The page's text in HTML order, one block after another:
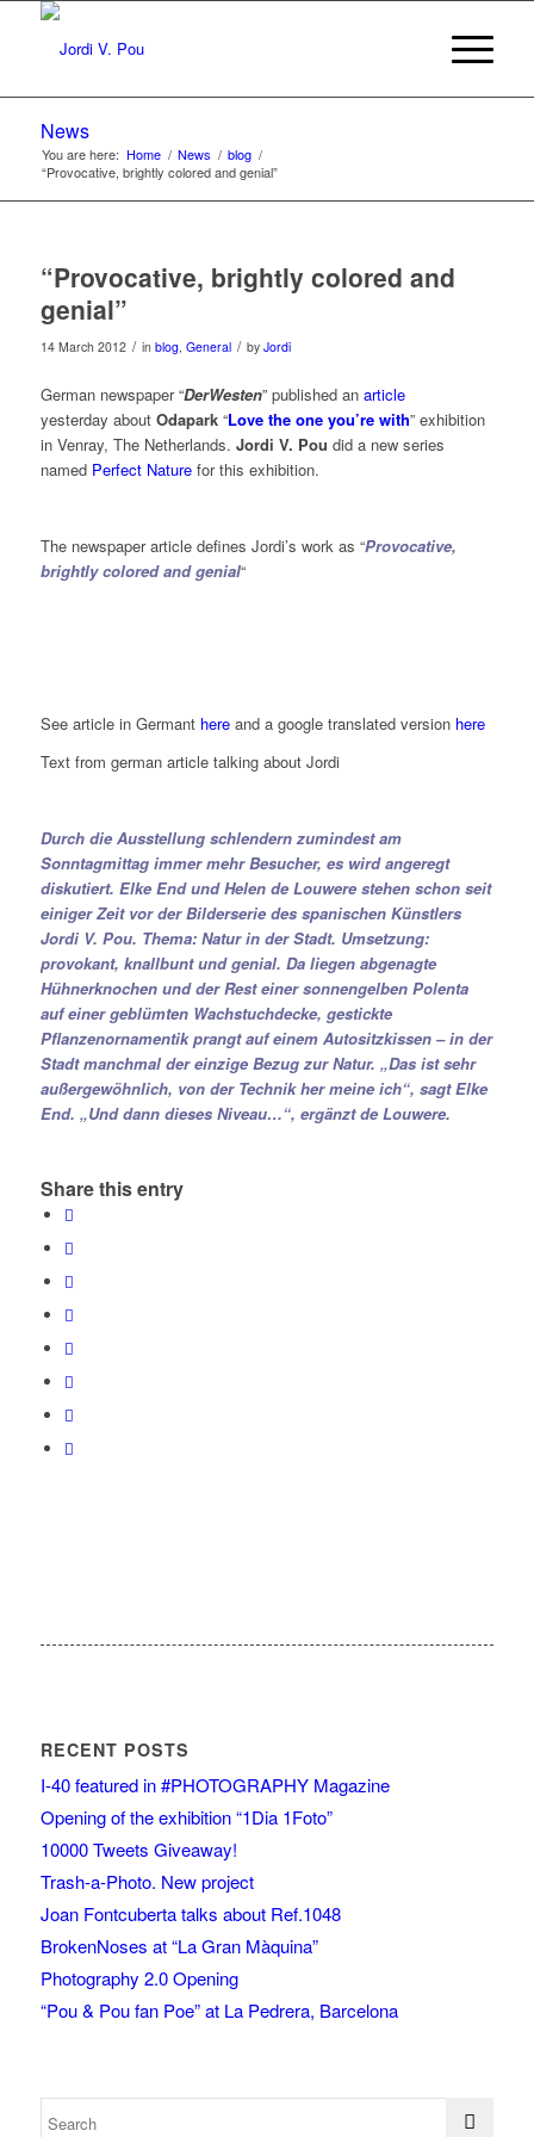
News
You are here: Home / News / blog /
“Provocative, brightly colored and genial”
“Provocative, brightly colored and
genial”
14 March 2012 / in blog, General / by Jordi
German newspaper “DerWesten” published an article
yesterday about Odapark“Love the one you’re with” exhibition
in Venray, The Netherlands. Jordi V. Pou did a new series
named Perfect Naturefor this exhibition.
The newspaper article defines Jordi’s work as “Provocative,
brightly colored and genial“
See article in Germant hereand a google translated version here
Text from german article talking about Jordi
Durch die Ausstellung schlendern zumindest am
Sonntagmittag immer mehr Besucher, es wird angeregt
diskutiert. Elke End und Helen de Louwere stehen schon seit
einiger Zeit vor der Bilderserie des spanischen Künstlers
Jordi V. Pou. Thema: Natur in der Stadt. Umsetzung:
provokant, knallbunt und genial. Da liegen abgenagte
Hühnerknochen und der Rest einer sonnengelben Polenta
auf einer geblümten Wachstuchdecke, gestickte
Pflanzenornamentik prangt auf einem Autositzkissen – in der
Stadt manchmal der einzige Bezug zur Natur. „Das ist sehr
außergewöhnlich, von der Technik her meine ich“, sagt Elke
End. „Und dann dieses Niveau…“, ergänzt de Louwere.
Share this entry
RECENT POSTS
I-40 featured in #PHOTOGRAPHY Magazine
Opening of the exhibition “1Dia 1Foto”
10000 Tweets Giveaway!
Trash-a-Photo. New project
Joan Fontcuberta talks about Ref.1048
BrokenNoses at “La Gran Màquina”
Photography 2.0 Opening
“Pou & Pou fan Poe” at La Pedrera, Barcelona